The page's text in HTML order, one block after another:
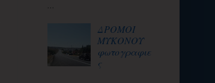
ΔΡΟΜΟΙ
ΜΥΚΟΝΟΥ
φωτογραφιε
ς